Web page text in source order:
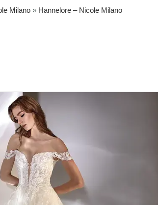
Milano » Hannelore – Nicole Milano